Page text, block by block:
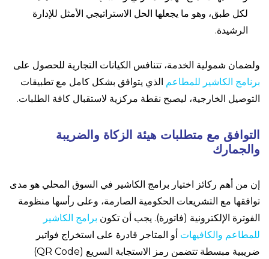
لكل طبق، وهو ما يجعلها الحل الاستراتيجي الأمثل للإدارة
الرشيدة.
ولضمان شمولية الخدمة، تتنافس الكيانات التجارية للحصول على
برنامج الكاشير للمطاعم الذي يتوافق بشكل كامل مع تطبيقات
التوصيل الخارجية، ليصبح نقطة مركزية لاستقبال كافة الطلبات.
التوافق مع متطلبات هيئة الزكاة والضريبة
والجمارك
إن من أهم ركائز اختيار برامج الكاشير في السوق المحلي هو مدى
توافقها مع التشريعات الحكومية الصارمة، وعلى رأسها منظومة
الفوترة الإلكترونية (فاتورة). يجب أن تكون برامج الكاشير
للمطاعم والكافيهات أو المتاجر قادرة على استخراج فواتير
ضريبية مبسطة تتضمن رمز الاستجابة السريع (QR Code)